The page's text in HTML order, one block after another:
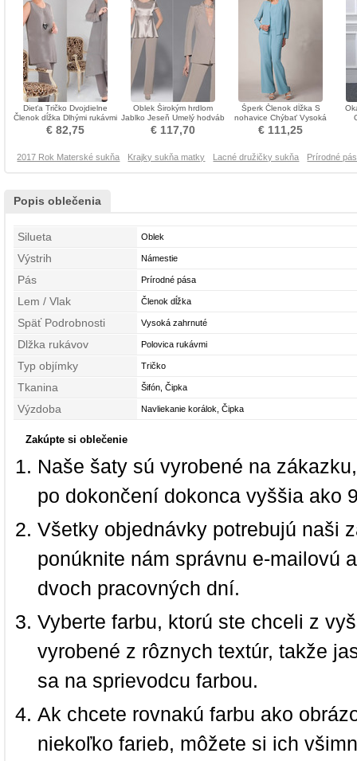
Dieťa Tričko Dvojdielne
Členok dĺžka Dlhými rukávmi
Matka šaty obleky
€ 82,75
Oblek Širokým hrdlom
Jablko Jeseň Umelý hodváb
Matka šaty obleky
€ 117,70
Šperk Členok dĺžka S
nohavice Chýbať Vysoká
zahrnuté Matka šaty obleky
€ 111,25
2017 Rok Materské sukňa Krajky sukňa matky Lacné družičky sukňa Prírodné
Popis oblečenia
Silueta Oblek
Výstrih Námestie
Pás Prírodné pása
Lem / Vlak Členok dĺžka
Späť Podrobnosti Vysoká zahrnuté
Dlžka rukávov Polovica rukávmi
Typ objímky Tričko
Tkanina Šifón, Čipka
Výzdoba Navliekanie korálok, Čipka
Zakúpte si oblečenie
Naše šaty sú vyrobené na
po dokončení dokonca vyššia ako
Všetky objednávky potrebujú naši
ponúknite nám správnu e-mailovú
dvoch pracovných dní.
Vyberte farbu, ktorú ste chceli z
vyrobené z rôznych textúr, takže
sa na sprievodcu farbou.
Ak chcete rovnakú farbu ako
niekoľko farieb, môžete si ich